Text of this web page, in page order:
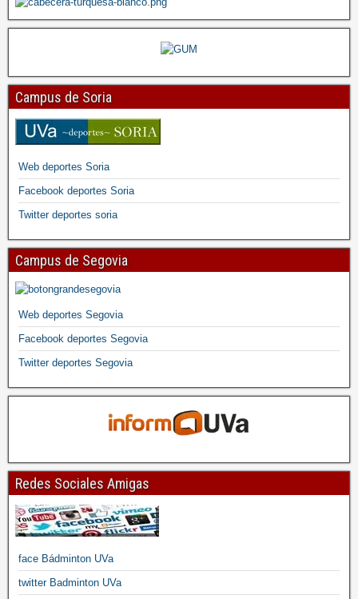
Campus de Soria
Web deportes Soria
Facebook deportes Soria
Twitter deportes soria
Campus de Segovia
Web deportes Segovia
Facebook deportes Segovia
Twitter deportes Segovia
Redes Sociales Amigas
face Bádminton UVa
twitter Badminton UVa